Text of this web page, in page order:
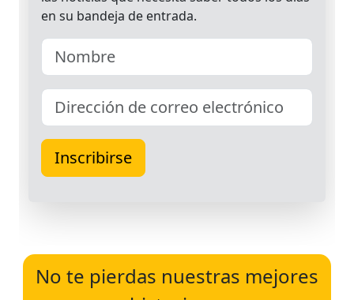
No te pierdas nuestras mejores